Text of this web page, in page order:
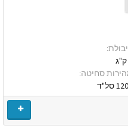
סחיטה:
סל"ד